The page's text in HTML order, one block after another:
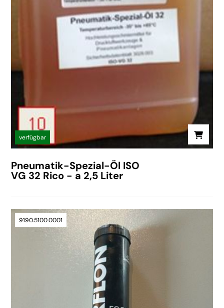
verfügbar
Pneumatik-Spezial-Öl ISO
VG 32 Rico - a 2,5 Liter
9190.5100.0001